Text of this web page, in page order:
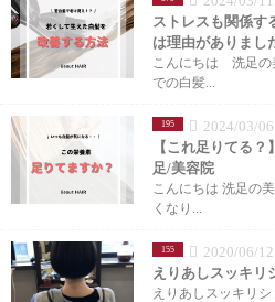
ストレスも関係す
は理由がありまし
こんにちは 洗足の
での白髪...
195
2024/03/06
【これ足りてる
足/美容院
こんにちは 洗足の
くなり...
155
2020/06/12
えりあしスッキリ
えりあしスッキリ